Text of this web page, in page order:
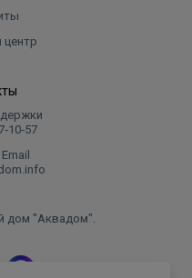
центр
дом "Аквадом".